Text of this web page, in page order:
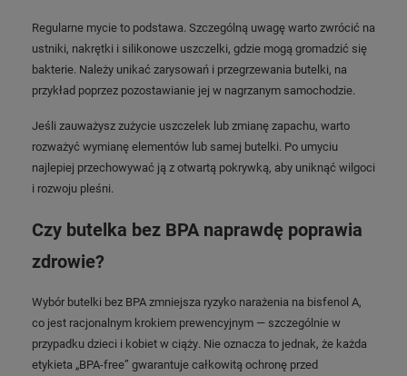
Regularne mycie to podstawa. Szczególną uwagę warto zwrócić na
ustniki, nakrętki i silikonowe uszczelki, gdzie mogą gromadzić się
bakterie. Należy unikać zarysowań i przegrzewania butelki, na
przykład poprzez pozostawianie jej w nagrzanym samochodzie.
Jeśli zauważysz zużycie uszczelek lub zmianę zapachu, warto
rozważyć wymianę elementów lub samej butelki. Po umyciu
najlepiej przechowywać ją z otwartą pokrywką, aby uniknąć wilgoci
i rozwoju pleśni.
Czy butelka bez BPA naprawdę poprawia
zdrowie?
Wybór butelki bez BPA zmniejsza ryzyko narażenia na bisfenol A,
co jest racjonalnym krokiem prewencyjnym — szczególnie w
przypadku dzieci i kobiet w ciąży. Nie oznacza to jednak, że każda
etykieta „BPA-free” gwarantuje całkowitą ochronę przed